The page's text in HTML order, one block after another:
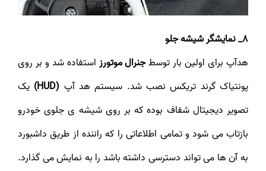
8_ نمایشگر شیشه جلو
هدآپ برای اولین بار توسطجنرال موتورز استفاده شد و بر روی
پونتیاک گرند تریکس نصب شد. سیستم هد آپ (HUD)
یک
تصویر دیجیتال شفاف بوده که بر روی شیشه ی جلوی خودرو
بازتاب می شود و تمامی اطلاعاتی را که راننده از طریق داشبورد
به آن ها می تواند دسترسی داشته باشد را به نمایش می گذارد.